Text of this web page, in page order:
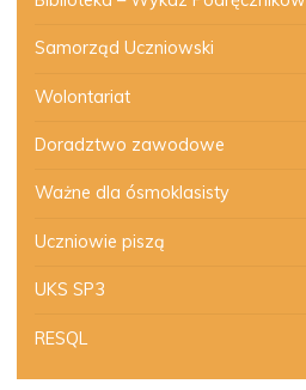
Samorząd Uczniowski
Wolontariat
Doradztwo zawodowe
Ważne dla ósmoklasisty
Uczniowie piszą
UKS SP3
RESQL